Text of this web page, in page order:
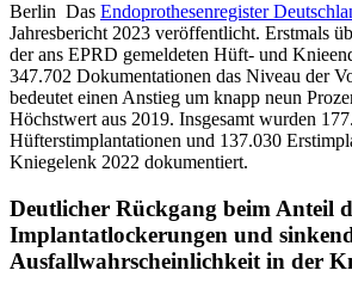
Berlin Das Endoprothesenregister
Jahresbericht 2023 veröffentlicht. Erstmals
der ans EPRD gemeldeten Hüft- und
347.702 Dokumentationen das Niveau der
bedeutet einen Anstieg um knapp neun
Höchstwert aus 2019. Insgesamt wurden
Hüfterstimplantationen und 137.030
Kniegelenk 2022 dokumentiert.
Deutlicher Rückgang beim Anteil
Implantatlockerungen und
Ausfallwahrscheinlichkeit in der